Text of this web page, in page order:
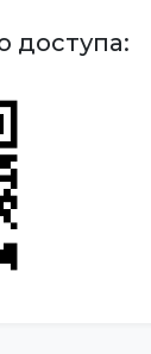
доступа: